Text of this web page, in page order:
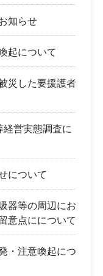
知らせ
起について
災した要援護者
営実態調査に
について
器等の周辺にお
意点にについて
・注意喚起につ